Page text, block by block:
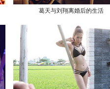
葛天与刘翔离婚后的生活